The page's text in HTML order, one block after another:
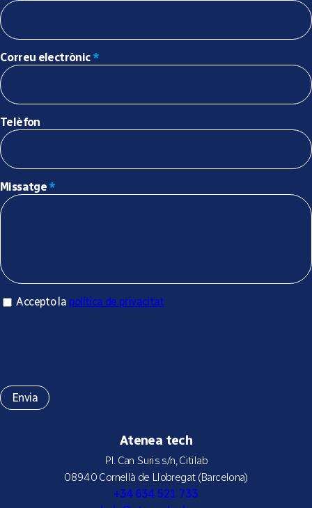
Atenea tech
Pl. Can Suris s/n, Citilab
08940 Cornellà de Llobregat (Barcelona)
+34 634 521 733
Correu electrònic *
Telèfon
Missatge *
Accepto la política de privacitat
Accepto la política de privacitat